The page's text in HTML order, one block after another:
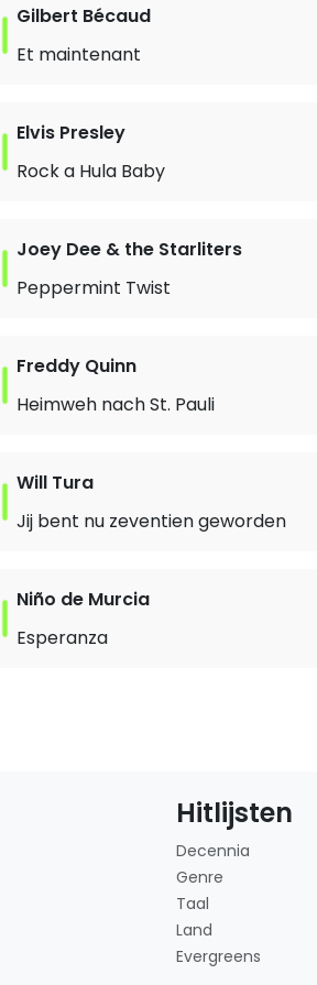
Gilbert Bécaud
Et maintenant
Elvis Presley
Rock a Hula Baby
Joey Dee & the Starliters
Peppermint Twist
Freddy Quinn
Heimweh nach St. Pauli
Will Tura
Jij bent nu zeventien geworden
Niño de Murcia
Esperanza
Hitlijsten
Decennia
Genre
Taal
Land
Evergreens